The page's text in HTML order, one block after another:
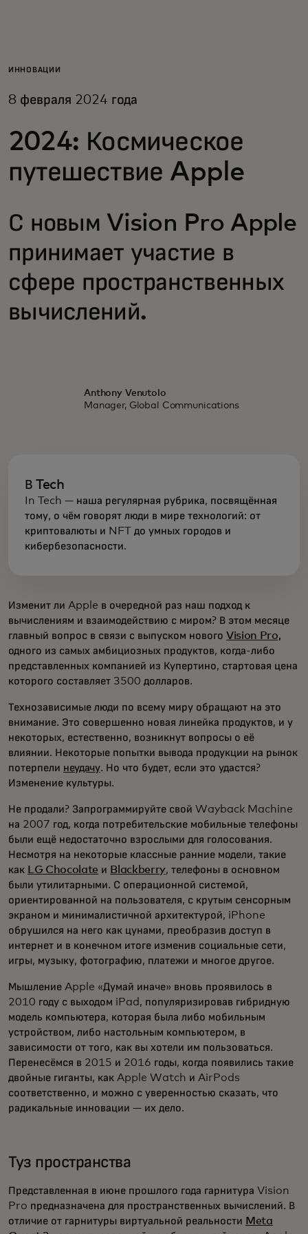
Для бизнеса
ИННОВАЦИИ
8 февраля 2024 года
2024: Космическое
путешествие Apple
С новым Vision Pro Apple
принимает участие в
сфере пространственных
вычислений.
Anthony Venutolo
Manager, Global Communications
В Tech
In Tech — наша регулярная рубрика, посвящённая
тому, о чём говорят люди в мире технологий: от
криптовалюты и NFT до умных городов и
кибербезопасности.
Изменит ли Apple в очередной раз наш подход к
вычислениям и взаимодействию с миром? В этом месяце
главный вопрос в связи с выпуском нового Vision Pro,
одного из самых амбициозных продуктов, когда-либо
представленных компанией из Купертино, стартовая цена
которого составляет 3500 долларов.
Технозависимые люди по всему миру обращают на это
внимание. Это совершенно новая линейка продуктов, и у
некоторых, естественно, возникнут вопросы о её
влиянии. Некоторые попытки вывода продукции на рынок
потерпели неудачу. Но что будет, если это удастся?
Изменение культуры.
Не продали? Запрограммируйте свой Wayback Machine
на 2007 год, когда потребительские мобильные телефоны
были ещё недостаточно взрослыми для голосования.
Несмотря на некоторые классные ранние модели, такие
как
LG Chocolate и Blackberry, телефоны в основном
были утилитарными. С операционной системой,
ориентированной на пользователя, с крутым сенсорным
экраном и минималистичной архитектурой, iPhone
обрушился на него как цунами, преобразив доступ в
интернет и в конечном итоге изменив социальные сети,
игры, музыку, фотографию, платежи и многое другое.
Мышление Apple «Думай иначе» вновь проявилось в
2010 году с выходом iPad, популяризировав гибридную
модель компьютера, которая была либо мобильным
устройством, либо настольным компьютером, в
зависимости от того, как вы хотели им пользоваться.
Перенесёмся в 2015 и 2016 годы, когда появились такие
двойные гиганты, как Apple Watch и AirPods
соответственно, и можно с уверенностью сказать, что
радикальные инновации — их дело.
Туз пространства
Представленная в июне прошлого года гарнитура Vision
Pro предназначена для пространственных вычислений. В
отличие от гарнитуры виртуальной реальности Meta